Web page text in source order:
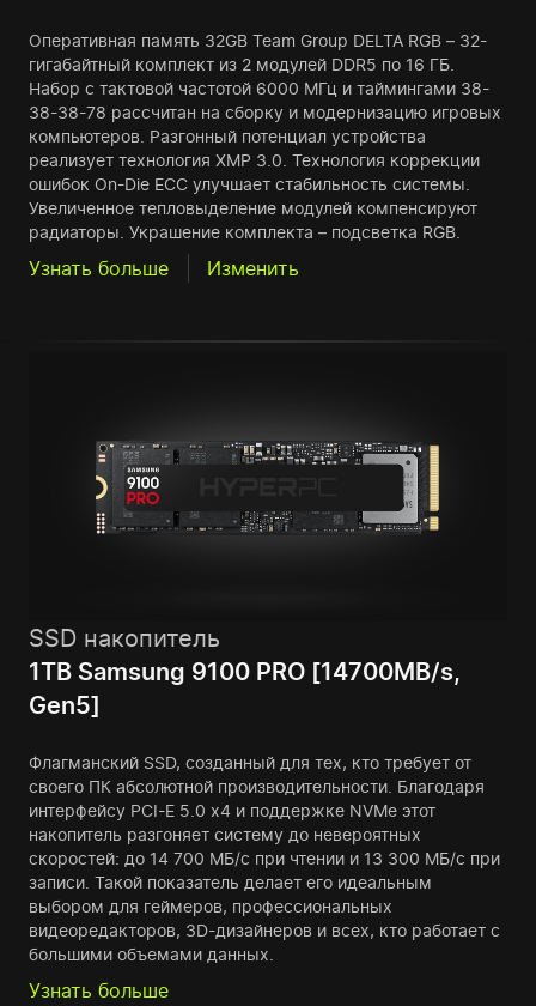
Оперативная память 32GB Team Group DELTA RGB – 32-
гигабайтный комплект из 2 модулей DDR5 по 16 ГБ.
Набор с тактовой частотой 6000 МГц и таймингами 38-
38-38-78 рассчитан на сборку и модернизацию игровых
компьютеров. Разгонный потенциал устройства
реализует технология XMP 3.0. Технология коррекции
ошибок On-Die ECC улучшает стабильность системы.
Увеличенное тепловыделение модулей компенсируют
радиаторы. Украшение комплекта – подсветка RGB.
Узнать больше Изменить
SSD накопитель
1TB Samsung 9100 PRO [14700MB/s,
Gen5]
Флагманский SSD, созданный для тех, кто требует от
своего ПК абсолютной производительности. Благодаря
интерфейсу PCI-E 5.0 x4 и поддержке NVMe этот
накопитель разгоняет систему до невероятных
скоростей: до 14 700 МБ/с при чтении и 13 300 МБ/с при
записи. Такой показатель делает его идеальным
выбором для геймеров, профессиональных
видеоредакторов, 3D-дизайнеров и всех, кто работает с
большими объемами данных.
Узнать больше